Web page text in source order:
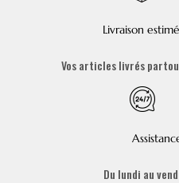
Livraison
Vos articles livrés
Du lundi au